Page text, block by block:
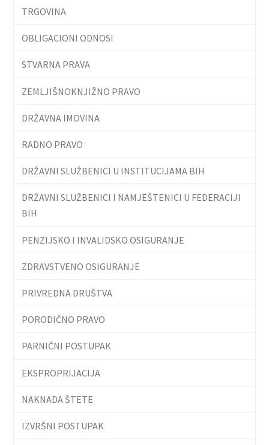
TRGOVINA
OBLIGACIONI ODNOSI
STVARNA PRAVA
ZEMLJIŠNOKNJIŽNO PRAVO
DRŽAVNA IMOVINA
RADNO PRAVO
DRŽAVNI SLUŽBENICI U INSTITUCIJAMA BIH
DRŽAVNI SLUŽBENICI I NAMJEŠTENICI U FEDERACIJI
BIH
PENZIJSKO I INVALIDSKO OSIGURANJE
ZDRAVSTVENO OSIGURANJE
PRIVREDNA DRUŠTVA
PORODIČNO PRAVO
PARNIČNI POSTUPAK
EKSPROPRIJACIJA
NAKNADA ŠTETE
IZVRŠNI POSTUPAK